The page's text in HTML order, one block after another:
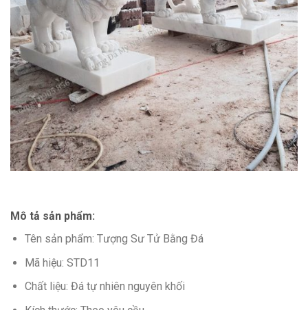
Mô tả sản phẩm:
Tên sản phẩm: Tượng Sư Tử Bằng Đá
Mã hiệu: STD11
Chất liệu: Đá tự nhiên nguyên khối